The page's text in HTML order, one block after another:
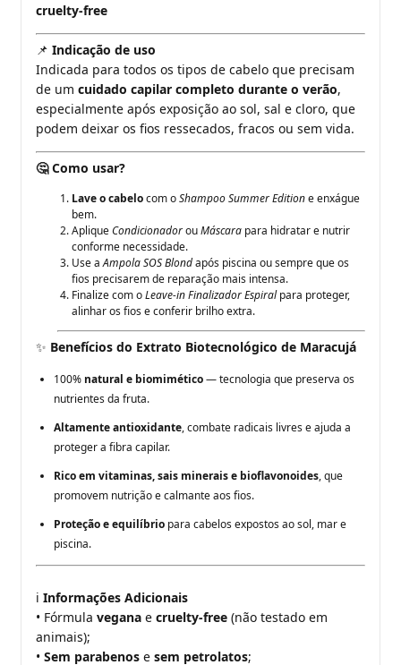
cruelty-free
📌 Indicação de uso
Indicada para todos os tipos de cabelo que precisam
de um cuidado capilar completo durante o verão,
especialmente após exposição ao sol, sal e cloro, que
podem deixar os fios ressecados, fracos ou sem vida.
🤔Como usar?
Lave o cabelocom oShampoo Summer Editione enxágue
bem.
ApliqueCondicionadorouMáscara para hidratar e nutrir
conforme necessidade.
Use aAmpola SOS Blondapós piscina ou sempre que os
fios precisarem de reparação mais intensa.
Finalize com oLeave-in Finalizador Espiralpara proteger,
alinhar os fios e conferir brilho extra.
✨ Benefícios do Extrato Biotecnológico de Maracujá
100% natural e biomimético— tecnologia que preserva os
nutrientes da fruta.
Altamente antioxidante, combate radicais livres e ajuda a
proteger a fibra capilar.
Rico em vitaminas, sais minerais e bioflavonoides, que
promovem nutrição e calmante aos fios.
Proteção e equilíbrio para cabelos expostos ao sol, mar e
piscina.
ℹ️ Informações Adicionais
• Fórmula vegana e cruelty-free (não testado em
animais);
• Sem parabenos e sem petrolatos;